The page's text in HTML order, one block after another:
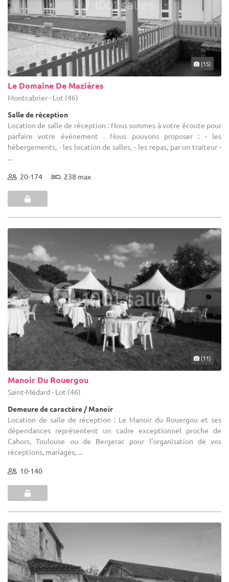
(15)
Le Domaine De Mazières
Montcabrier - Lot (46)
Salle de réception
Location de salle de réception : Nous sommes à votre écoute pour
parfaire votre événement . Nous pouvons proposer : - les
hébergements, - les location de salles, - les repas, par un traiteur -
...
20-174 238 max
(11)
Manoir Du Rouergou
Saint-Médard - Lot (46)
Demeure de caractère / Manoir
Location de salle de réception : Le Manoir du Rouergou et ses
dépendances représentent un cadre exceptionnel proche de
Cahors, Toulouse ou de Bergerac pour l’organisation de vos
réceptions, mariages, ...
10-140